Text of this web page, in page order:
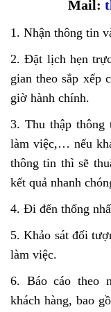
Mail:
1. Nhận thông tin
2. Đặt lịch hẹn
gian theo sắp xếp
giờ hành chính.
3. Thu thập
làm việc,… nếu
thông tin thì sẽ
kết quả nhanh
4. Đi đến thống
5. Khảo sát đối
làm việc.
6. Báo cáo theo
khách hàng, bao